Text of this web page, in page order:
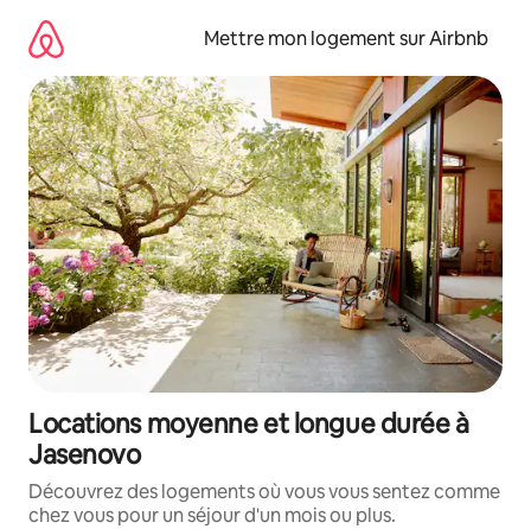
directement
contenu
Mettre mon logement sur Airbnb
Locations moyenne et longue durée à
Jasenovo
Découvrez des logements où vous vous sentez comme
chez vous pour un séjour d'un mois ou plus.